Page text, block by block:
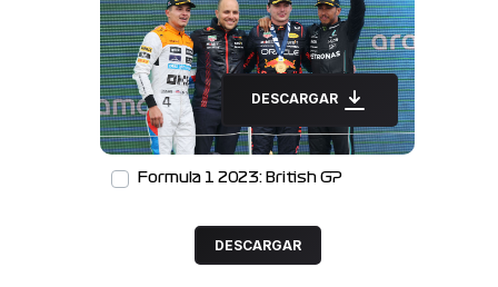
DESCARGAR
Formula 1 2023: British GP
DESCARGAR